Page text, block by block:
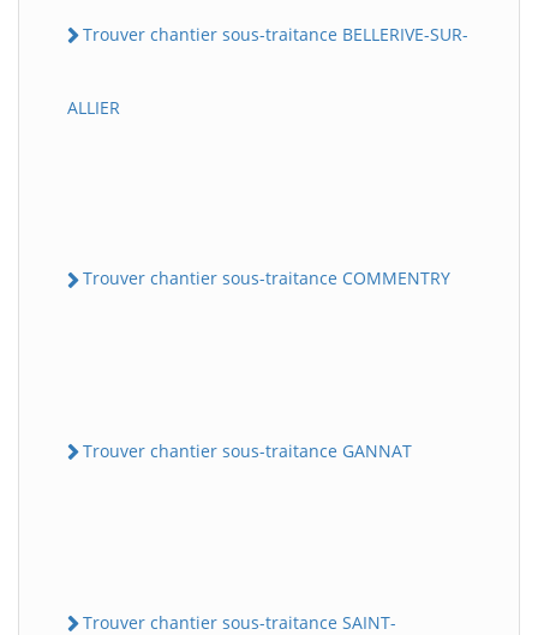
Trouver chantier sous-traitance BELLERIVE-SUR-
ALLIER
Trouver chantier sous-traitance COMMENTRY
Trouver chantier sous-traitance GANNAT
Trouver chantier sous-traitance SAINT-